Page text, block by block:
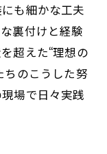
も細かな工夫
裏付けと経験
超えた“理想の
ちのこうした努
場で日々実践